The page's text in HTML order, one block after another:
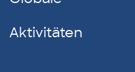
Aktivitäten